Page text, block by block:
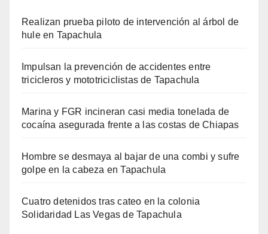
Realizan prueba piloto de intervención al árbol de
hule en Tapachula
Impulsan la prevención de accidentes entre
tricicleros y mototriciclistas de Tapachula
Marina y FGR incineran casi media tonelada de
cocaína asegurada frente a las costas de Chiapas
Hombre se desmaya al bajar de una combi y sufre
golpe en la cabeza en Tapachula
Cuatro detenidos tras cateo en la colonia
Solidaridad Las Vegas de Tapachula